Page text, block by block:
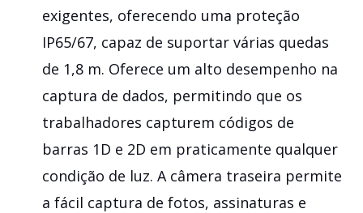
exigentes, oferecendo uma proteção
IP65/67, capaz de suportar várias quedas
de 1,8 m. Oferece um alto desempenho na
captura de dados, permitindo que os
trabalhadores capturem códigos de
barras 1D e 2D em praticamente qualquer
condição de luz. A câmera traseira permite
a fácil captura de fotos, assinaturas e